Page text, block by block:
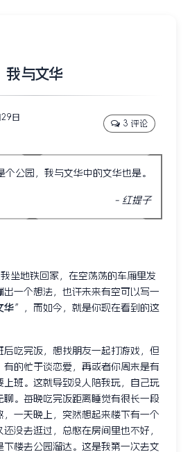
我与文华
日
3 评论
个公园，我与文华中的文华也是。
红提子
坐地铁回家，在空荡荡的车厢里发
出一个想法，也许未来有空可以写一
华”，而如今，就是你现在看到的这
后吃完饭，想找朋友一起打游戏，但
有的忙于谈恋爱，再或者你周末是有
上班。这就导致没人陪我玩，自己玩
聊。每晚吃完饭距离睡觉有很长一段
，一天晚上，突然想起来楼下有一个
没去逛过，总憋在房间里也不好，
楼去公园溜达。这是我第一次去文